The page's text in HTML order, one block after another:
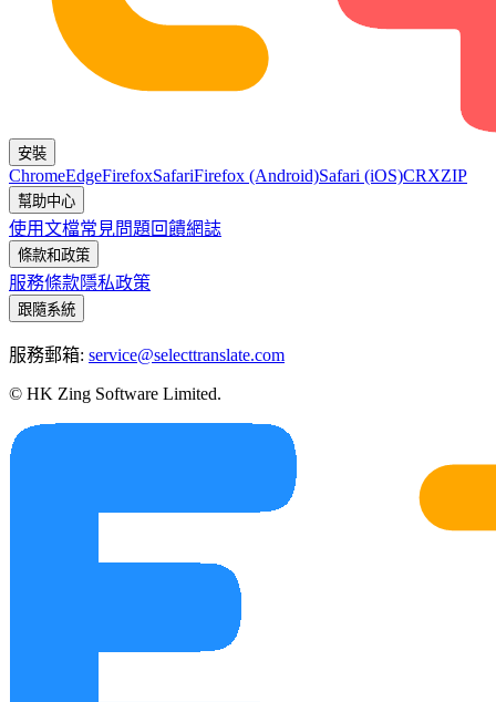
安裝
ChromeEdgeFirefoxSafariFirefox (Android)Safari (iOS)CRXZIP
幫助中心
使用文檔常見問題回饋網誌
條款和政策
服務條款隱私政策
跟隨系統
服務郵箱: service@selecttranslate.com
© HK Zing Software Limited.